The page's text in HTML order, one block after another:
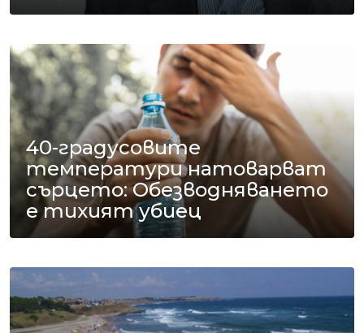
40-градусовите
температури натоварват
сърцето: Обезводняването
е тихият убиец